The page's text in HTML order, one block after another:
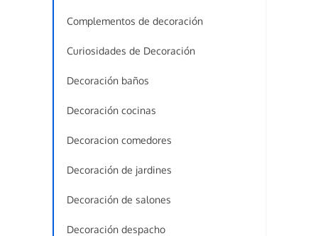
Complementos de decoración
Curiosidades de Decoración
Decoración baños
Decoración cocinas
Decoracion comedores
Decoración de jardines
Decoración de salones
Decoración despacho